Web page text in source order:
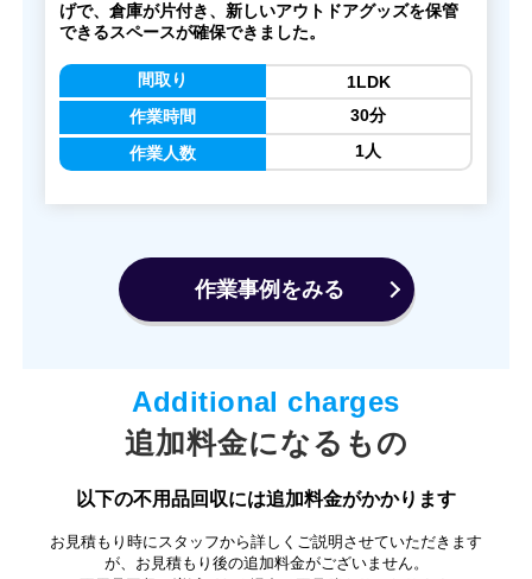
げで、倉庫が片付き、新しいアウトドアグッズを保管
できるスペースが確保できました。
間取り
作業時間
作業人数
1LDK
30分
1人
作業事例をみる
追加料金になるもの
以下の不用品回収には追加料金がかかります
お見積もり時にスタッフから詳しくご説明させていただきます
が、お見積もり後の追加料金がございません。